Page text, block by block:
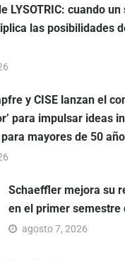
LYSOTRIC: cuando un
las posibilidades
y CISE lanzan el
para impulsar ideas
mayores de 50
Schaeffler mejora su
en el primer semestre
agosto 7, 2026